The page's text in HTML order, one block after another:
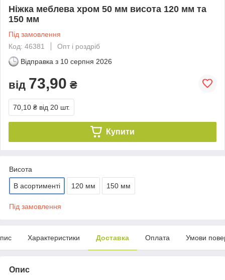
Ніжка меблева хром 50 мм висота 120 мм та
150 мм
Під замовлення
Код: 46381
Опт і роздріб
Відправка з 10 серпня 2026
від 73,90 ₴
70,10 ₴ від 20 шт.
Купити
Висота
В асортименті 120 мм 150 мм
Під замовлення
Характеристики Доставка Оплата Умови
Опис